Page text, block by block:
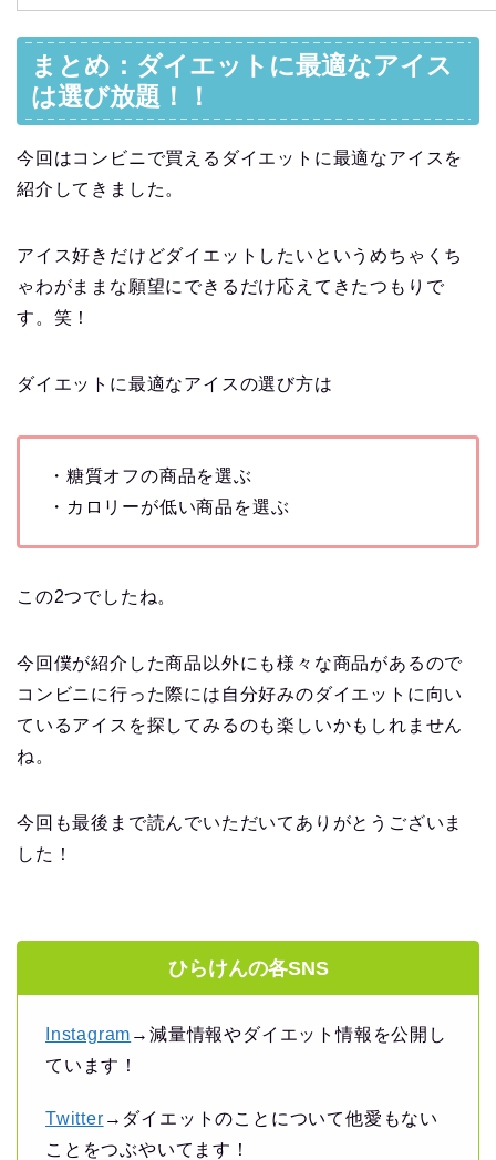
まとめ：ダイエットに最適なアイス
は選び放題！！
今回はコンビニで買えるダイエットに最適なアイスを
紹介してきました。
アイス好きだけどダイエットしたいというめちゃくち
ゃわがままな願望にできるだけ応えてきたつもりで
す。笑！
ダイエットに最適なアイスの選び方は
・糖質オフの商品を選ぶ
・カロリーが低い商品を選ぶ
この2つでしたね。
今回僕が紹介した商品以外にも様々な商品があるので
コンビニに行った際には自分好みのダイエットに向い
ているアイスを探してみるのも楽しいかもしれません
ね。
今回も最後まで読んでいただいてありがとうございま
した！
ひらけんの各SNS
Instagram →減量情報やダイエット情報を公開し
ています！
Twitter →ダイエットのことについて他愛もない
ことをつぶやいてます！